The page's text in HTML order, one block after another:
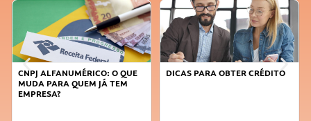
CNPJ ALFANUMÉRICO: O QUE
MUDA PARA QUEM JÁ TEM
EMPRESA?
DICAS PARA OBTER CRÉDITO